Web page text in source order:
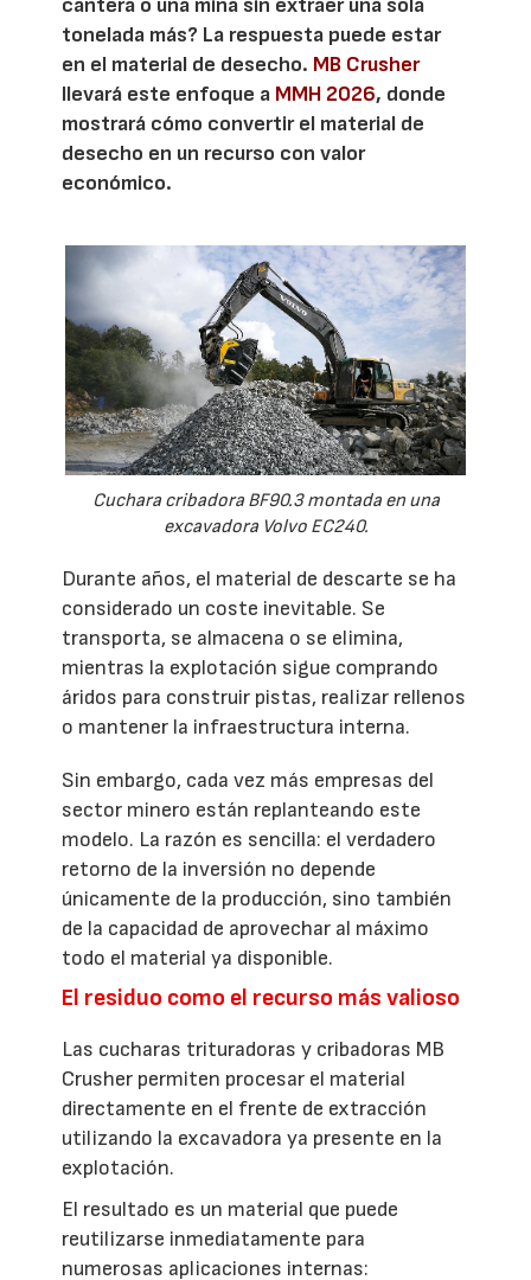
cantera o una mina sin extraer una sola
tonelada más? La respuesta puede estar
en el material de desecho. MB Crusher
llevará este enfoque a MMH 2026, donde
mostrará cómo convertir el material de
desecho en un recurso con valor
económico.
Cuchara cribadora BF90.3 montada en una
excavadora Volvo EC240.
Durante años, el material de descarte se ha
considerado un coste inevitable. Se
transporta, se almacena o se elimina,
mientras la explotación sigue comprando
áridos para construir pistas, realizar rellenos
o mantener la infraestructura interna.
Sin embargo, cada vez más empresas del
sector minero están replanteando este
modelo. La razón es sencilla: el verdadero
retorno de la inversión no depende
únicamente de la producción, sino también
de la capacidad de aprovechar al máximo
todo el material ya disponible.
El residuo como el recurso más valioso
Las cucharas trituradoras y cribadoras MB
Crusher permiten procesar el material
directamente en el frente de extracción
utilizando la excavadora ya presente en la
explotación.
El resultado es un material que puede
reutilizarse inmediatamente para
numerosas aplicaciones internas: